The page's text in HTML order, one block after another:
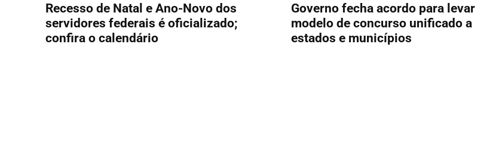
Recesso de Natal e Ano-Novo dos
servidores federais é oficializado;
confira o calendário
Governo fecha acordo para levar
modelo de concurso unificado a
estados e municípios